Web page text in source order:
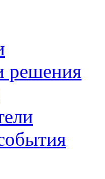
решения